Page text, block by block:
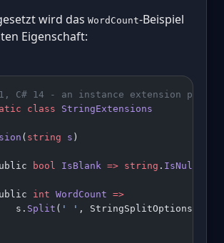
wird das WordCount-Beispiel
Eigenschaft:
C# 14 - an instance extension
class StringExtensions
( string s )
bool IsBlank => string .
int WordCount =>
s.
Split ( ' ' ,